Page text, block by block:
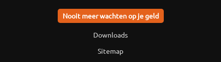
Nooit meer wachten op je geld
Downloads
Sitemap